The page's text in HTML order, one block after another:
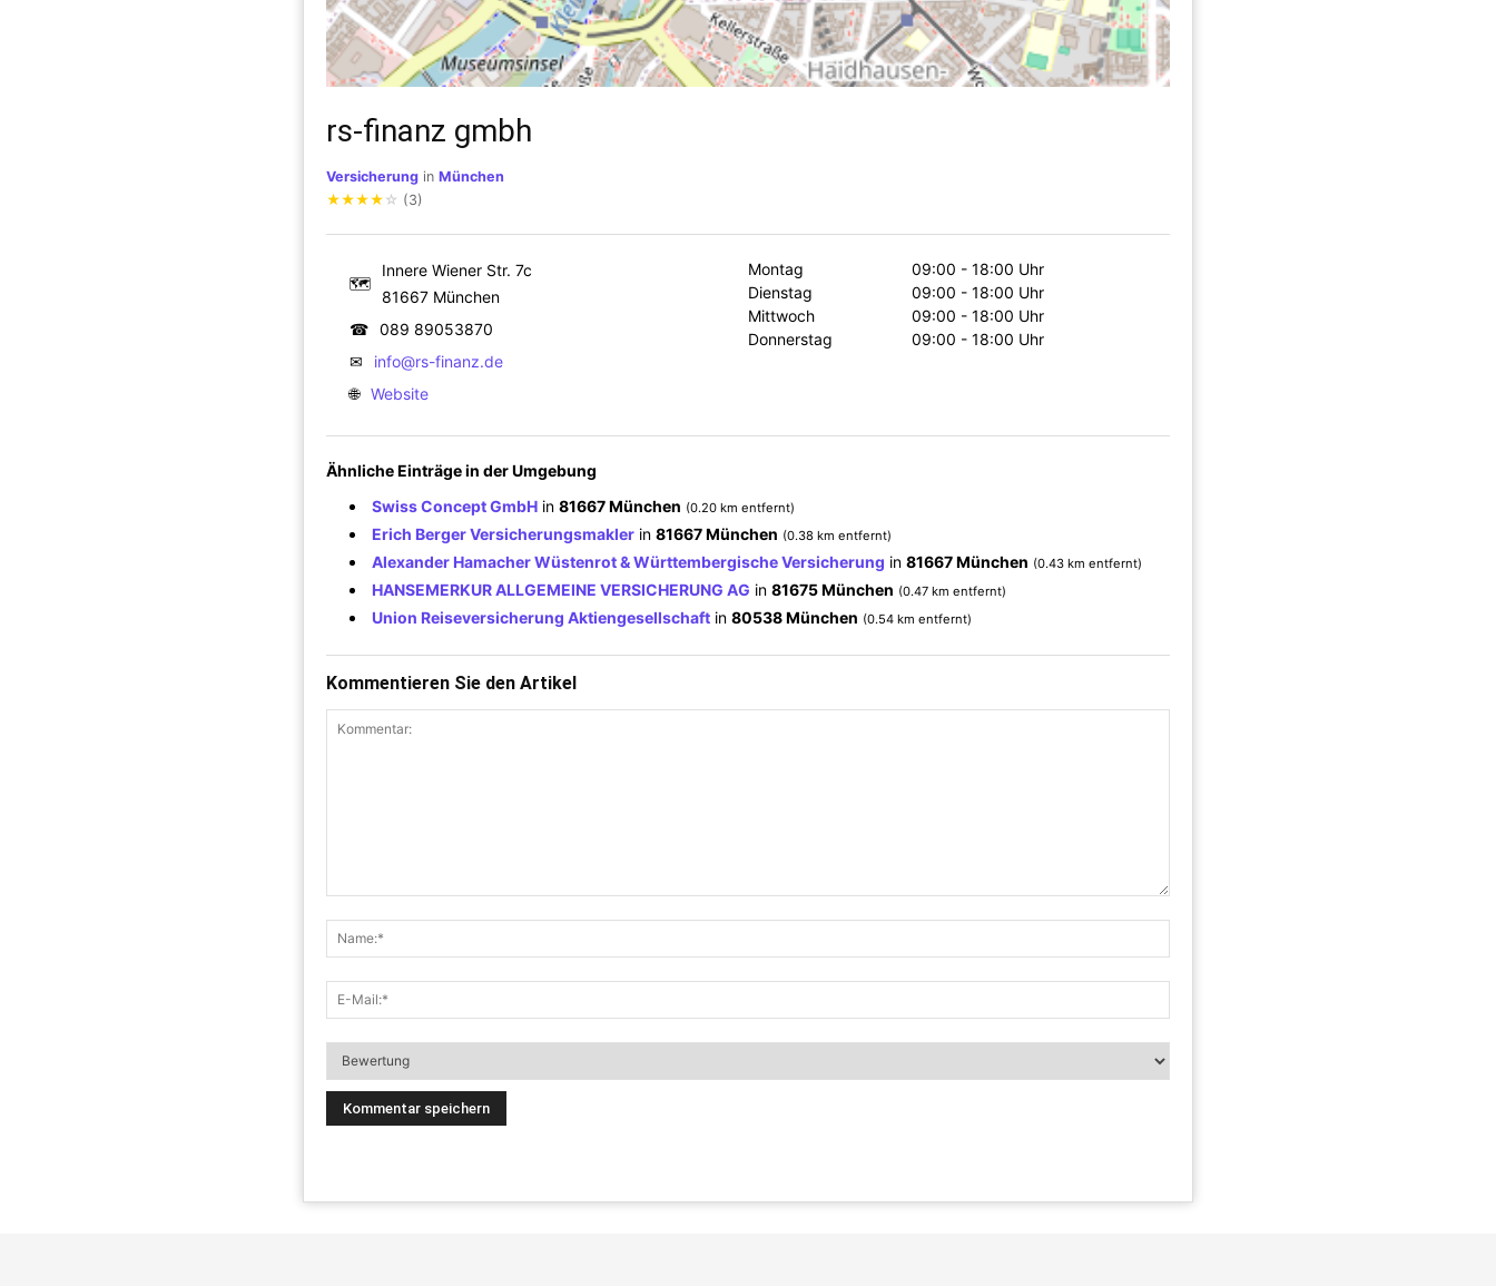
rs-finanz gmbh
Versicherung in München
★★★★ ☆ (3)
🗺
Innere Wiener Str. 7c
81667 München
☎ 089 89053870
✉
info@rs-finanz.de
🌐 Website
Montag
09:00 - 18:00 Uhr
Dienstag
09:00 - 18:00 Uhr
Mittwoch
09:00 - 18:00 Uhr
Donnerstag
09:00 - 18:00 Uhr
Ähnliche Einträge in der Umgebung
Swiss Concept GmbH in 81667 München (0.20 km entfernt)
Erich Berger Versicherungsmakler in 81667 München (0.38 km entfernt)
Alexander Hamacher Wüstenrot & Württembergische Versicherung in 81667 München (0.43 km entfernt)
HANSEMERKUR ALLGEMEINE VERSICHERUNG AG in 81675 München (0.47 km entfernt)
Union Reiseversicherung Aktiengesellschaft in 80538 München (0.54 km entfernt)
Kommentieren Sie den Artikel